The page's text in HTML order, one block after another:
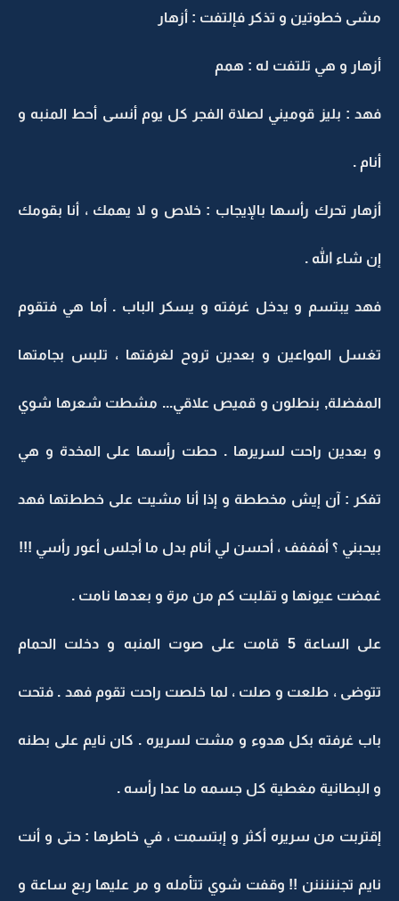
مشى خطوتين و تذكر فإلتفت : أزهار
أزهار و هي تلتفت له : همم
فهد : بليز قوميني لصلاة الفجر كل يوم أنسى أحط المنبه و
أنام .
أزهار تحرك رأسها بالإيجاب : خلاص و لا يهمك ، أنا بقومك
إن شاء الله .
فهد يبتسم و يدخل غرفته و يسكر الباب . أما هي فتقوم
تغسل المواعين و بعدين تروح لغرفتها ، تلبس بجامتها
المفضلة, بنطلون و قميص علاقي... مشطت شعرها شوي
و بعدين راحت لسريرها . حطت رأسها على المخدة و هي
تفكر : آن إيش مخططة و إذا أنا مشيت على خططتها فهد
بيحبني ؟ أفففف ، أحسن لي أنام بدل ما أجلس أعور رأسي !!!
غمضت عيونها و تقلبت كم من مرة و بعدها نامت .
على الساعة 5 قامت على صوت المنبه و دخلت الحمام
تتوضى ، طلعت و صلت ، لما خلصت راحت تقوم فهد . فتحت
باب غرفته بكل هدوء و مشت لسريره . كان نايم على بطنه
و البطانية مغطية كل جسمه ما عدا رأسه .
إقتربت من سريره أكثر و إبتسمت ، في خاطرها : حتى و أنت
نايم تجنننننن !! وقفت شوي تتأمله و مر عليها ربع ساعة و